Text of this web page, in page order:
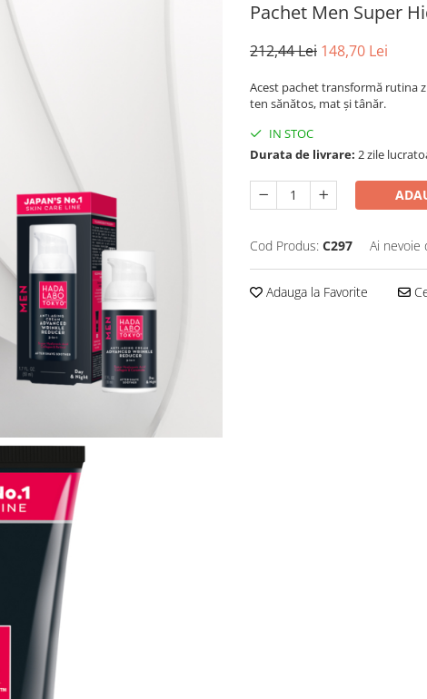
Pachet Men Super
212,44 Lei 148,70 Lei
Acest pachet transformă rutina
ten sănătos, mat și tânăr.
IN STOC
Durata de livrare: 2 zile
Cod Produs: C297 Ai nevoie
Adauga la Favorite